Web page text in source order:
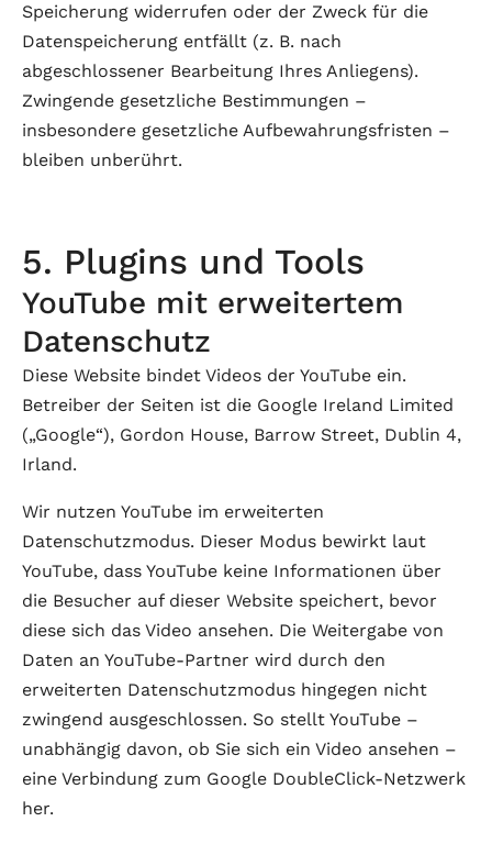
Speicherung widerrufen oder der Zweck für die
Datenspeicherung entfällt (z. B. nach
abgeschlossener Bearbeitung Ihres Anliegens).
Zwingende gesetzliche Bestimmungen –
insbesondere gesetzliche Aufbewahrungsfristen –
bleiben unberührt.
5. Plugins und Tools
YouTube mit erweitertem
Datenschutz
Diese Website bindet Videos der YouTube ein.
Betreiber der Seiten ist die Google Ireland Limited
(„Google“), Gordon House, Barrow Street, Dublin 4,
Irland.
Wir nutzen YouTube im erweiterten
Datenschutzmodus. Dieser Modus bewirkt laut
YouTube, dass YouTube keine Informationen über
die Besucher auf dieser Website speichert, bevor
diese sich das Video ansehen. Die Weitergabe von
Daten an YouTube-Partner wird durch den
erweiterten Datenschutzmodus hingegen nicht
zwingend ausgeschlossen. So stellt YouTube –
unabhängig davon, ob Sie sich ein Video ansehen –
eine Verbindung zum Google DoubleClick-Netzwerk
her.